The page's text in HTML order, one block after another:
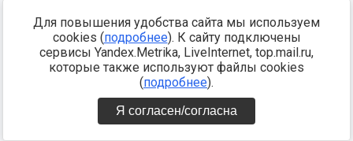
Для повышения удобства сайта мы используем
cookies (подробнее). К сайту подключены
сервисы Yandex.Metrika, LiveInternet, top.mail.ru,
которые также используют файлы cookies
(подробнее).
Я согласен/согласна